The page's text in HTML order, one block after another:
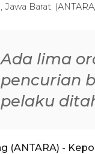
Jawa Barat.
Ada lima
pencurian
pelaku
(ANTARA) -